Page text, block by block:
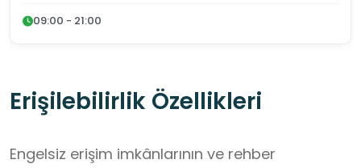
09:00 - 21:00
Erişilebilirlik Özellikleri
Engelsiz erişim imkânlarının ve rehber